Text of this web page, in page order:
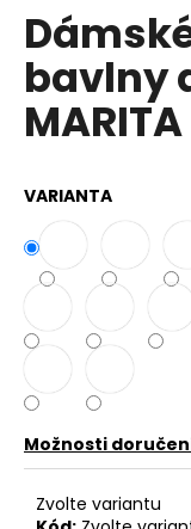
produktu
je
0,0
5
hvězdiček.
bavlny
MARITA
VARIANTA
Možnosti
Zvolte variantu
r
u
č
u
j
m
e
BAVLNĚNÉ
KALHOTY
ALADDIN
LEHKÉ
A
VZDUŠNÉ
K9700
499
Kč